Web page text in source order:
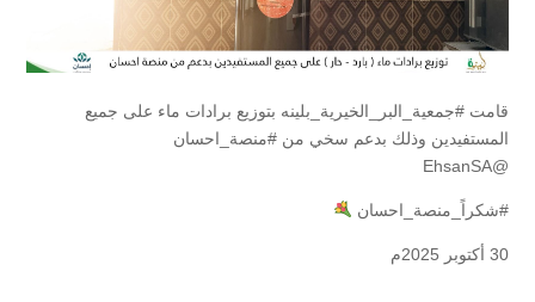
قامت #جمعية_البر_الخيرية_بلينه بتوزيع برادات ماء على جميع
المستفيدين وذلك بدعم سخي من #منصة_احسان
@EhsanSA
#شكراً_منصة_احسان
30 أكتوبر 2025م